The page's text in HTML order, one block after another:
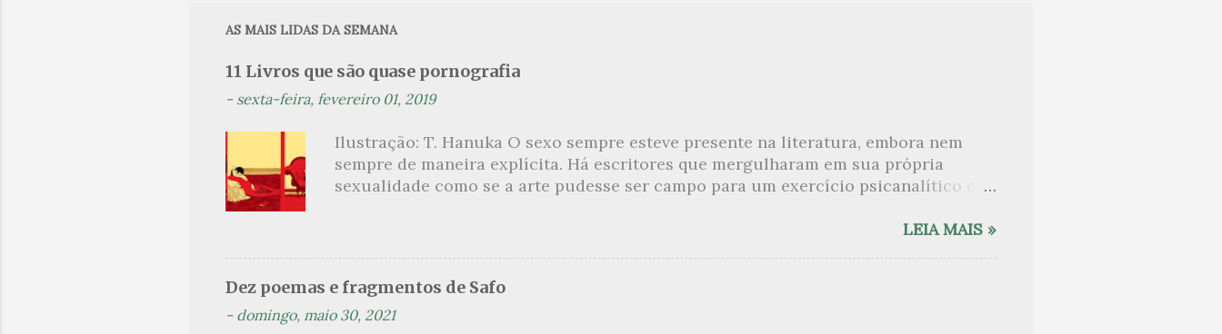
e
t
á
r
o
s
AS MAIS LIDAS DA SEMANA
11 Livros que são quase pornografia
- sexta-feira, fevereiro 01, 2019
Ilustração: T. Hanuka O sexo sempre esteve presente na literatura, embora nem
sempre de maneira explícita. Há escritores que mergulharam em sua própria
sexualidade como se a arte pudesse ser campo para um exercício psicanalítico e
apresenta um conjunto de livros nos quais os escritores se desnudam, livros que
sido autora de um livro chamado Pourquoi le Brésil ?, tem sido lida como uma das
principais figuras que se filiam à tradição da qual faz parte nomes como o de Anaïs
LEIA MAIS »
Dez poemas e fragmentos de Safo
- domingo, maio 30, 2021